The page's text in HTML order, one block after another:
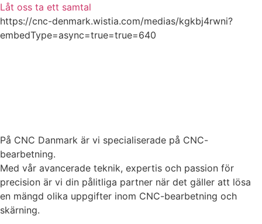
Låt oss ta ett samtal
https://cnc-denmark.wistia.com/medias/kgkbj4rwni?
embedType=async=true=true=640
På CNC Danmark är vi specialiserade på CNC-
bearbetning.
Med vår avancerade teknik, expertis och passion för
precision är vi din pålitliga partner när det gäller att lösa
en mängd olika uppgifter inom CNC-bearbetning och
skärning.